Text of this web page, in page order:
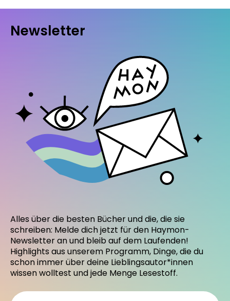
Newsletter
Alles über die besten Bücher und die, die sie
schreiben: Melde dich jetzt für den Haymon-
Newsletter an und bleib auf dem Laufenden!
Highlights aus unserem Programm, Dinge, die du
schon immer über deine Lieblingsautor*innen
wissen wolltest und jede Menge Lesestoff.